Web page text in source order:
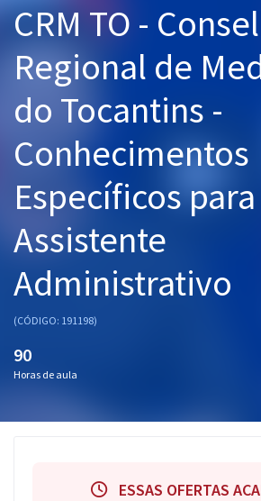
Cursos 20% OFF
Pós
Graduação
OAB
Questões grátis
CRM TO -
Regional de
do Tocantins -
Conhecimentos
Específicos para
Assistente
Administrativo
(CÓDIGO: 191198)
90
Horas de aula
ESSAS OFERTAS